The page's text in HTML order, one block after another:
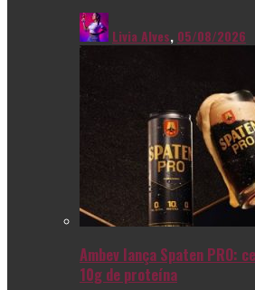
Livia Alves, 05/08/2026
Ambev lança Spaten PRO:
10g de proteína